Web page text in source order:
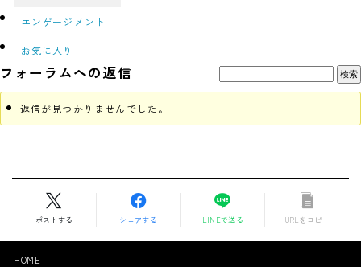
ご予約・お問い合わせ
ACCESS
DOCROVERの理念
お仕事のご依頼・お問い合わせ
過去実績
エンゲージメント
お気に入り
フォーラムへの返信
返信が見つかりませんでした。
ポストする シェアする LINEで送る URLをコピー
HOME